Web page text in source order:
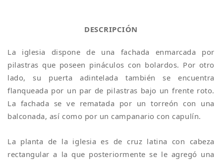
DESCRIPCIÓN
La iglesia dispone de una fachada enmarcada por
pilastras que poseen pináculos con bolardos. Por otro
lado, su puerta adintelada también se encuentra
flanqueada por un par de pilastras bajo un frente roto.
La fachada se ve rematada por un torreón con una
balconada, así como por un campanario con capulín.
La planta de la iglesia es de cruz latina con cabeza
rectangular a la que posteriormente se le agregó una